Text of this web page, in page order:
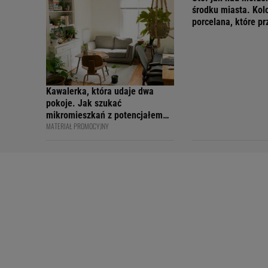
Kawalerka, która udaje dwa
pokoje. Jak szukać
mikromieszkań z potencjałem
na sprytny podział?
MATERIAŁ PROMOCYJNY
środku miasta.
porcelana, które